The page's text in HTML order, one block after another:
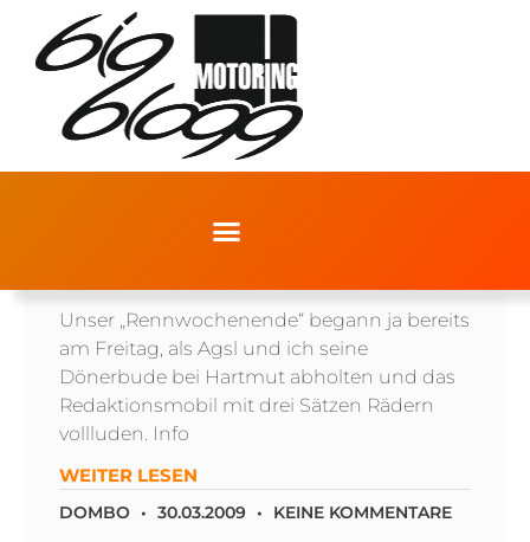
Unser „Rennwochenende“ begann ja bereits
am Freitag, als Agsl und ich seine
Dönerbude bei Hartmut abholten und das
Redaktionsmobil mit drei Sätzen Rädern
vollluden. Info
WEITER LESEN
DOMBO 30.03.2009 KEINE KOMMENTARE